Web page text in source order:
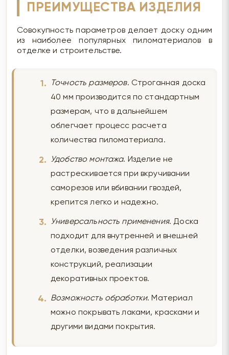
ПРЕИМУЩЕСТВА ИЗДЕЛИЯ
Совокупность параметров делает доску одним
из наиболее популярных пиломатериалов в
отделке и строительстве.
Точность размеров. Строганная доска
40 мм производится по стандартным
размерам, что в дальнейшем
облегчает процесс расчета
количества пиломатериала.
Удобство монтажа. Изделие не
растрескивается при вкручивании
саморезов или вбивании гвоздей,
крепится легко и надежно.
Универсальность применения. Доска
подходит для внутренней и внешней
отделки, возведения различных
конструкций, реализации
декоративных проектов.
Возможность обработки. Материал
можно покрывать лаками, красками и
другими видами покрытия.